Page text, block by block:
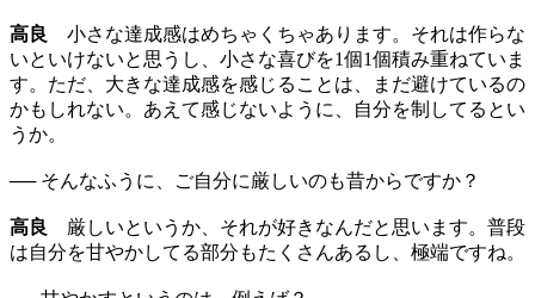
高良
小さな達成感はめちゃくちゃあります。それは作らな
いといけないと思うし、小さな喜びを1個1個積み重ねていま
す。ただ、大きな達成感を感じることは、まだ避けているの
かもしれない。あえて感じないように、自分を制してるとい
うか。
── そんなふうに、ご自分に厳しいのも昔からですか？
高良
厳しいというか、それが好きなんだと思います。普段
は自分を甘やかしてる部分もたくさんあるし、極端ですね。